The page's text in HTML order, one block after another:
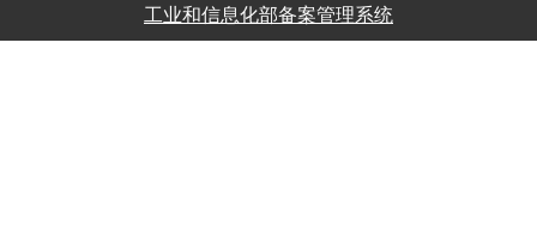
工业和信息化部备案管理系统